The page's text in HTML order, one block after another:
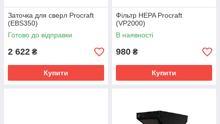
Заточка для сверл Procraft
(EBS350)
Готово до відправки
2 622 ₴
Купити
Фільтр HEPA Procraft
(VP2000)
В наявності
980 ₴
Купити